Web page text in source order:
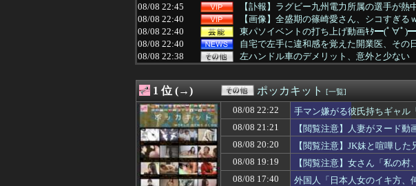
08/08 22:45
【訃報】ラグビー九州電力所属の選手が
08/08 22:40
【画像】全盛期の篠崎愛さん、シコすぎる
08/08 22:40
東パソイベントの打ち上げ動画ｷﾀ━(ﾟ∀ﾟ)━!
08/08 22:40
自宅で左手に違和感を覚えた開業医、そ
08/08 22:38
左ハンドル車のデメリット、意外と少ない
08/08 22:35
思わず誰かに話したくなる雑学、なんかあ
08/08 22:35
戦時中の女子高生「私たちの体で戦争に
08/08 22:35
警察や検察が冤罪率をデータとして公表す
08/08 22:35
【ホロライブ】こよりの視聴年代調査
08/08 22:34
【動画】国民的人気アイドルのおっぱい◯
08/08 22:33
【ウマ娘】タイトルホルダーの中の人がタ
08/08 22:33
スカウト「プロ志望届出したら指名するよ
08/08 22:33
英国人「安心感が違う」冨安健洋、パレス
08/08 22:31
【画像】週刊少年マガジン、限界突破ｗｗ
1 位 (→) ポッカキット [一覧]
08/08 22:22
手マン嫌がる彼氏持ちギャ
08/08 21:21
【閲覧注意】人妻がヌード
08/08 20:20
【閲覧注意】JK妹と喧嘩し
08/08 19:19
【閲覧注意】女さん「私の
08/08 17:40
外国人「日本人女のイキ方